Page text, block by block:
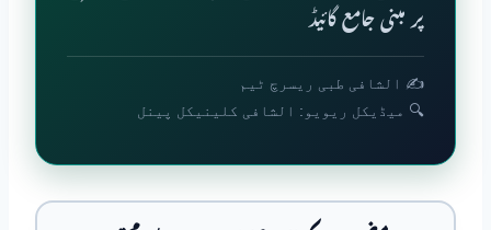
پر مبنی جامع گائیڈ
✍️ الشافی طبی ریسرچ ٹیم
🔍 میڈیکل ریویو: الشافی کلینیکل پینل